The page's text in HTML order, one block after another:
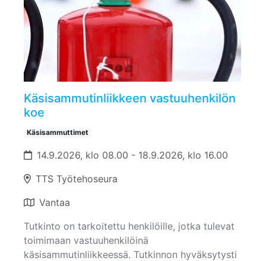
Käsisammutinliikkeen vastuuhenkilön
koe
Käsisammuttimet
14.9.2026, klo 08.00 - 18.9.2026, klo 16.00
TTS Työtehoseura
Vantaa
Tutkinto on tarkoitettu henkilöille, jotka tulevat
toimimaan vastuuhenkilöinä
käsisammutinliikkeessä. Tutkinnon hyväksytysti